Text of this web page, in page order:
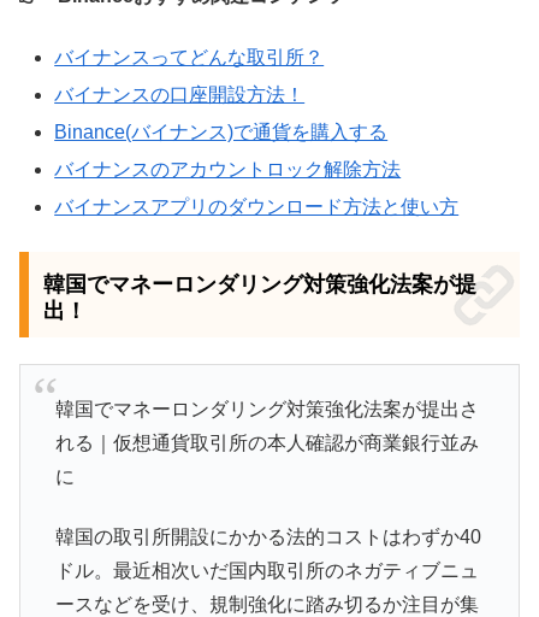
バイナンスってどんな取引所？
バイナンスの口座開設方法！
Binance(バイナンス)で通貨を購入する
バイナンスのアカウントロック解除方法
バイナンスアプリのダウンロード方法と使い方
韓国でマネーロンダリング対策強化法案が提
出！
韓国でマネーロンダリング対策強化法案が提出さ
れる｜仮想通貨取引所の本人確認が商業銀行並み
に
韓国の取引所開設にかかる法的コストはわずか40
ドル。最近相次いだ国内取引所のネガティブニュ
ースなどを受け、規制強化に踏み切るか注目が集